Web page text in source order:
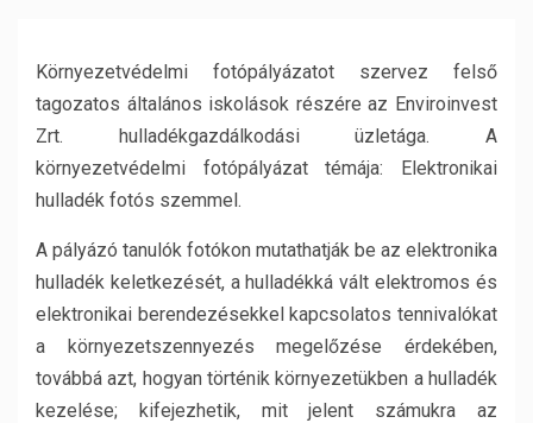
Környezetvédelmi fotópályázatot szervez felső
tagozatos általános iskolások részére az Enviroinvest
Zrt. hulladékgazdálkodási üzletága. A
környezetvédelmi fotópályázat témája: Elektronikai
hulladék fotós szemmel.
A pályázó tanulók fotókon mutathatják be az elektronika
hulladék keletkezését, a hulladékká vált elektromos és
elektronikai berendezésekkel kapcsolatos tennivalókat
a környezetszennyezés megelőzése érdekében,
továbbá azt, hogyan történik környezetükben a hulladék
kezelése; kifejezhetik, mit jelent számukra az